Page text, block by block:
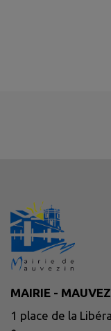
MAIRIE -
1 place de la